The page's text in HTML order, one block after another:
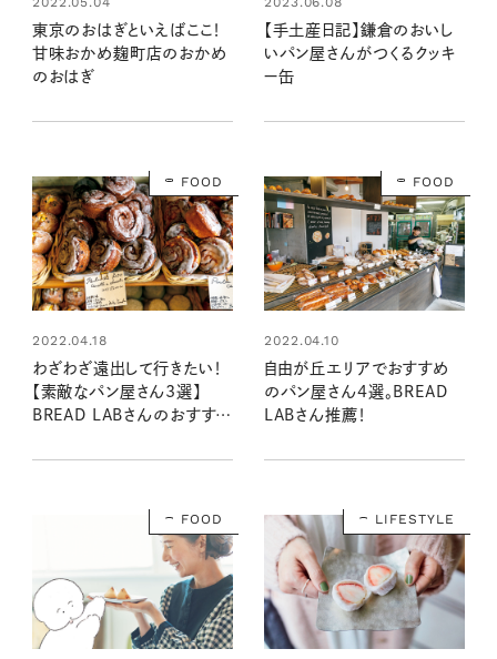
東京のおはぎといえばここ！
甘味おかめ麹町店のおかめ
のおはぎ
【手土産日記】鎌倉のおいし
いパン屋さんがつくるクッキ
ー缶
FOOD
2022.04.18
わざわざ遠出して行きたい！
【素敵なパン屋さん3選】
BREAD LABさんのおすすめ
FOOD
2022.04.10
自由が丘エリアでおすすめ
のパン屋さん4選。BREAD
LABさん推薦！
FOOD LIFESTYLE